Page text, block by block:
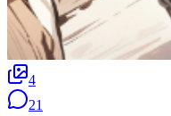
4
21